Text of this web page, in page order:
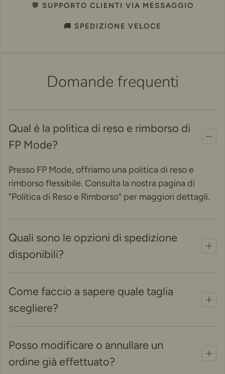
💬 SUPPORTO CLIENTI VIA MESSAGGIO
🚚 SPEDIZIONE VELOCE
Domande frequenti
Qual è la politica di reso e rimborso di
FP Mode?
Presso FP Mode, offriamo una politica di reso e
rimborso flessibile. Consulta la nostra pagina di
"Politica di Reso e Rimborso" per maggiori dettagli.
Quali sono le opzioni di spedizione
disponibili?
Come faccio a sapere quale taglia
scegliere?
Posso modificare o annullare un
ordine già effettuato?